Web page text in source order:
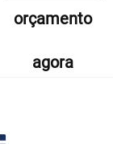
orçamento
agora